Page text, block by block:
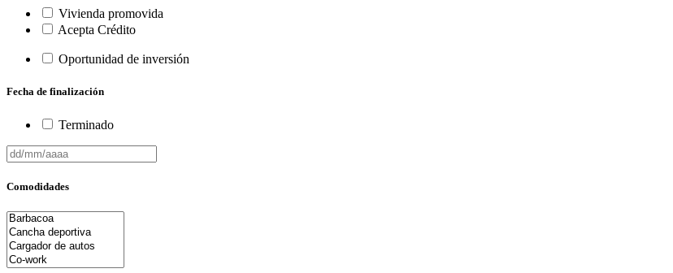
Vivienda promovida
Acepta Crédito
Oportunidad de inversión
Fecha de finalización
Terminado
Comodidades